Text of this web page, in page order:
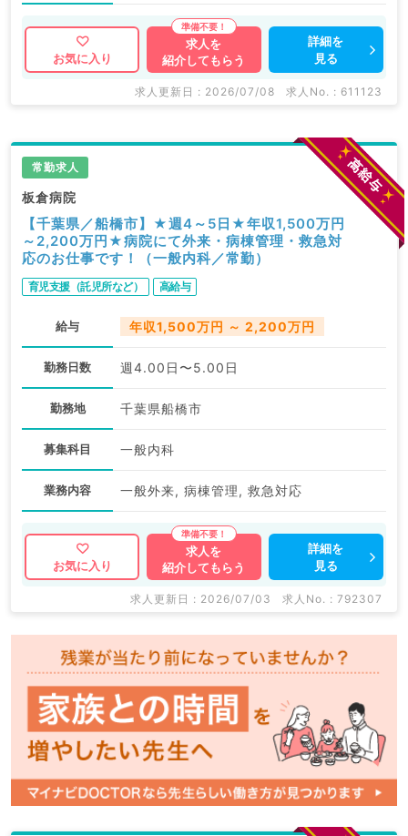
お気に入り
求人を
紹介してもらう
詳細を
見る
求人更新日 : 2026/07/08 求人No. : 611123
常勤求人
板倉病院
【千葉県／船橋市】★週4～5日★年収1,500万円
～2,200万円★病院にて外来・病棟管理・救急対
応のお仕事です！（一般内科／常勤）
育児支援（託児所など） 高給与
給与 年収1,500万円 ～ 2,200万円
勤務日数 週4.00日〜5.00日
勤務地 千葉県船橋市
募集科目 一般内科
業務内容 一般外来, 病棟管理, 救急対応
お気に入り
求人を
紹介してもらう
詳細を
見る
求人更新日 : 2026/07/03 求人No. : 792307